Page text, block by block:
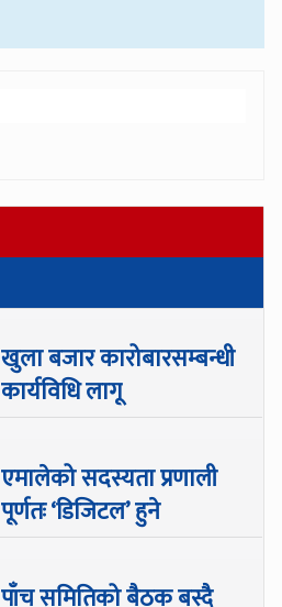
खुला बजार कारोबारसम्बन्धी
कार्यविधि लागू
एमालेको सदस्यता प्रणाली
पूर्णतः ‘डिजिटल’ हुने
पाँच समितिको बैठक बस्दै